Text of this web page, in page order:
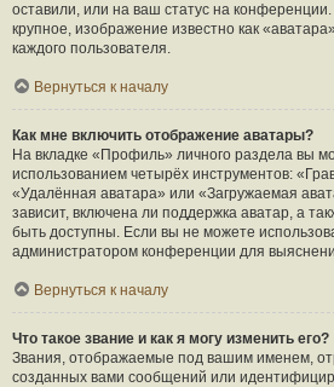
оставили, или на ваш статус на
крупное, изображение известно как
каждого пользователя.
Вернуться к началу
Как мне включить отображение аватары?
На вкладке «Профиль» личного раздела вы
использованием четырёх инструментов:
«Удалённая аватара» или «Загружаемая
зависит, включена ли поддержка аватар, а
быть доступны. Если вы не можете
администратором конференции для
Вернуться к началу
Что такое звание и как я могу изменить его?
Звания, отображаемые под вашим именем,
созданных вами сообщений или